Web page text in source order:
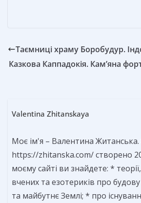
Таємниці храму Боробудур.
Казкова Каппадокія. Кам’яна
Valentina Zhitanskaya
Моє ім'я – Валентина Житанська.
https://zhitanska.com/ створено
моєму сайті ви знайдете: *
вчених та езотериків про будову
та майбутнє Землі; * про